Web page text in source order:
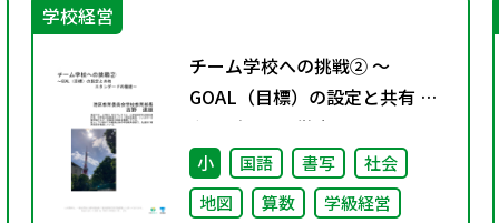
学校経営
チーム学校への挑戦② ～
GOAL（目標）の設定と共有 ス
タンダードの徹底～
小 国語 書写
社会
地図
算数 学級経営